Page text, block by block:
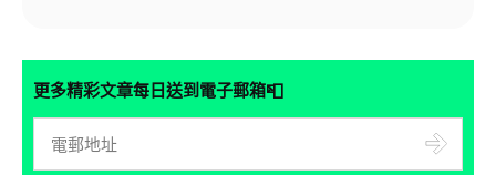
更多精彩文章每日送到電子郵箱📮